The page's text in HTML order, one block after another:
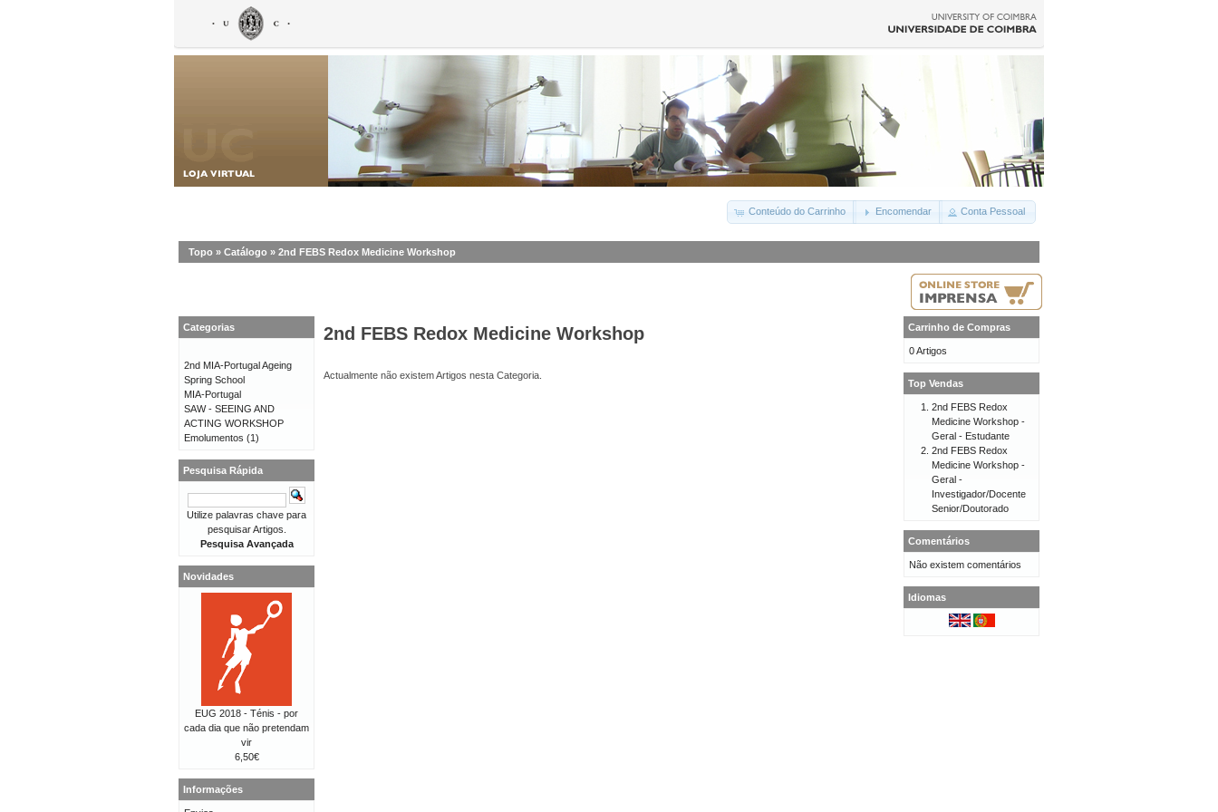
Conteúdo do Carrinho Encomendar Conta Pessoal
Topo » Catálogo » 2nd FEBS Redox Medicine Workshop
2nd FEBS Redox Medicine Workshop
Actualmente não existem Artigos nesta Categoria.
Categorias
2nd MIA-Portugal Ageing
Spring School
MIA-Portugal
SAW - SEEING AND
ACTING WORKSHOP
Emolumentos (1)
Pesquisa Rápida
Utilize palavras chave para
pesquisar Artigos.
Pesquisa Avançada
Novidades
EUG 2018 - Ténis - por
cada dia que não pretendam
vir
6,50€
Informações
Carrinho de Compras
0 Artigos
Top Vendas
2nd FEBS Redox
Medicine Workshop -
Geral - Estudante
2nd FEBS Redox
Medicine Workshop -
Geral -
Investigador/Docente
Senior/Doutorado
Comentários
Não existem comentários
Idiomas